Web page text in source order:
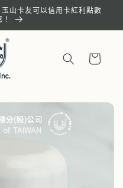
山卡友可以信用卡紅利點數
物